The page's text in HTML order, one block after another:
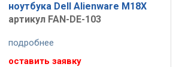
ноутбука Dell Alienware M18X
артикул FAN-DE-103
подробнее
оставить заявку